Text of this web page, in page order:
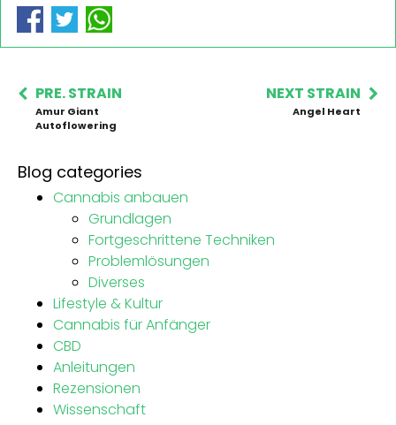
PRE. STRAIN
Amur Giant
Autoflowering
NEXT STRAIN
Angel Heart
Blog categories
Cannabis anbauen
Grundlagen
Fortgeschrittene Techniken
Problemlösungen
Diverses
Lifestyle & Kultur
Cannabis für Anfänger
CBD
Anleitungen
Rezensionen
Wissenschaft